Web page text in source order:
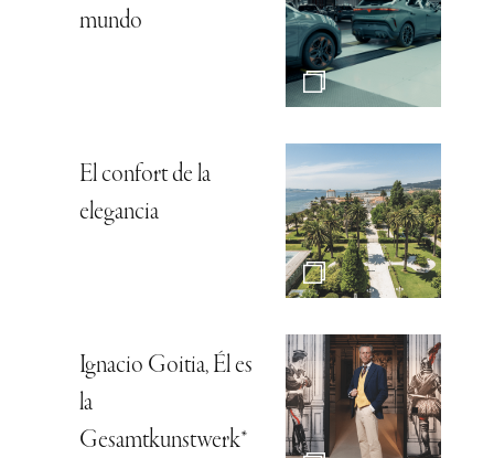
mundo
El confort de la
elegancia
Ignacio Goitia, Él es
la
Gesamtkunstwerk*